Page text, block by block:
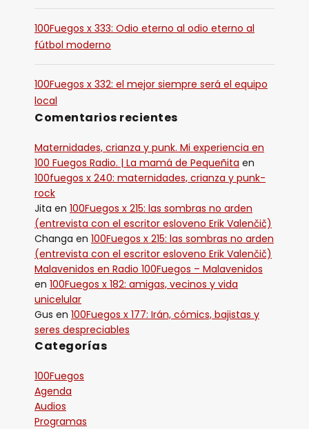
100Fuegos x 333: Odio eterno al odio eterno al
fútbol moderno
100Fuegos x 332: el mejor siempre será el equipo
local
Comentarios recientes
Maternidades, crianza y punk. Mi experiencia en
100 Fuegos Radio. | La mamá de Pequeñita en
100fuegos x 240: maternidades, crianza y punk-
rock
Jita en 100Fuegos x 215: las sombras no arden
(entrevista con el escritor esloveno Erik Valenčič)
Changa en 100Fuegos x 215: las sombras no arden
(entrevista con el escritor esloveno Erik Valenčič)
Malavenidos en Radio 100Fuegos – Malavenidos
en 100Fuegos x 182: amigas, vecinos y vida
unicelular
Gus en 100Fuegos x 177: Irán, cómics, bajistas y
seres despreciables
Categorías
100Fuegos
Agenda
Audios
Programas